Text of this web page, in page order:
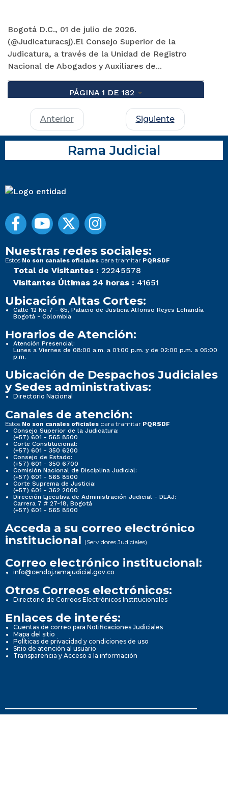
Bogotá D.C., 01 de julio de 2026.
(@Judicaturacsj).El Consejo Superior de la
Judicatura, a través de la Unidad de Registro
Nacional de Abogados y Auxiliares de...
PÁGINA 1 DE 182
Anterior Siguiente
Rama Judicial
Nuestras redes sociales:
Estos No son canales oficiales para tramitar PQRSDF
Total de Visitantes : 22245578
Visitantes Últimas 24 horas : 41651
Ubicación Altas Cortes:
Calle 12 No 7 - 65, Palacio de Justicia Alfonso Reyes Echandía
Bogotá - Colombia
Horarios de Atención:
Atención Presencial:
Lunes a Viernes de 08:00 a.m. a 01:00 p.m. y de 02:00 p.m. a 05:00
p.m.
Ubicación de Despachos Judiciales
y Sedes administrativas:
Directorio Nacional
Canales de atención:
Estos No son canales oficiales para tramitar PQRSDF
Consejo Superior de la Judicatura:
(+57) 601 - 565 8500
Corte Constitucional:
(+57) 601 - 350 6200
Consejo de Estado:
(+57) 601 - 350 6700
Comisión Nacional de Disciplina Judicial:
(+57) 601 - 565 8500
Corte Suprema de Justicia:
(+57) 601 - 362 2000
Dirección Ejecutiva de Administración Judicial - DEAJ:
Carrera 7 # 27-18, Bogotá
(+57) 601 - 565 8500
Acceda a su correo electrónico
institucional (Servidores Judiciales)
Correo electrónico institucional:
info@cendoj.ramajudicial.gov.co
Otros Correos electrónicos:
Directorio de Correos Electrónicos Institucionales
Enlaces de interés:
Cuentas de correo para Notificaciones Judiciales
Mapa del sitio
Políticas de privacidad y condiciones de uso
Sitio de atención al usuario
Transparencia y Acceso a la información